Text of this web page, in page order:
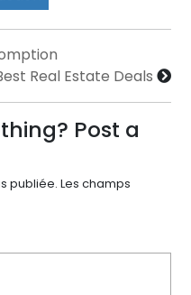
Real Estate Deals
Post a
publiée. Les champs